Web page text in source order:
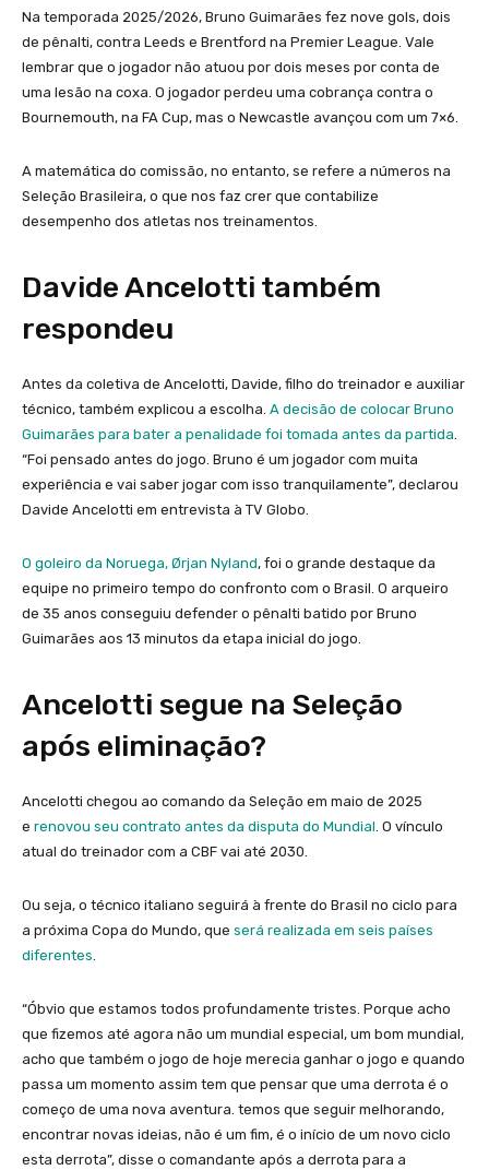
Na temporada 2025/2026, Bruno Guimarães fez nove gols, dois
de pênalti, contra Leeds e Brentford na Premier League. Vale
lembrar que o jogador não atuou por dois meses por conta de
uma lesão na coxa. O jogador perdeu uma cobrança contra o
Bournemouth, na FA Cup, mas o Newcastle avançou com um 7×6.
A matemática do comissão, no entanto, se refere a números na
Seleção Brasileira, o que nos faz crer que contabilize
desempenho dos atletas nos treinamentos.
Davide Ancelotti também
respondeu
Antes da coletiva de Ancelotti, Davide, filho do treinador e auxiliar
técnico, também explicou a escolha. A decisão de colocar Bruno
Guimarães para bater a penalidade foi tomada antes da partida.
“Foi pensado antes do jogo. Bruno é um jogador com muita
experiência e vai saber jogar com isso tranquilamente”, declarou
Davide Ancelotti em entrevista à TV Globo.
O goleiro da Noruega, Ørjan Nyland, foi o grande destaque da
equipe no primeiro tempo do confronto com o Brasil. O arqueiro
de 35 anos conseguiu defender o pênalti batido por Bruno
Guimarães aos 13 minutos da etapa inicial do jogo.
Ancelotti segue na Seleção
após eliminação?
Ancelotti chegou ao comando da Seleção em maio de 2025
e renovou seu contrato antes da disputa do Mundial. O vínculo
atual do treinador com a CBF vai até 2030.
Ou seja, o técnico italiano seguirá à frente do Brasil no ciclo para
a próxima Copa do Mundo, que será realizada em seis países
diferentes.
“Óbvio que estamos todos profundamente tristes. Porque acho
que fizemos até agora não um mundial especial, um bom mundial,
acho que também o jogo de hoje merecia ganhar o jogo e quando
passa um momento assim tem que pensar que uma derrota é o
começo de uma nova aventura. temos que seguir melhorando,
encontrar novas ideias, não é um fim, é o início de um novo ciclo
esta derrota”, disse o comandante após a derrota para a